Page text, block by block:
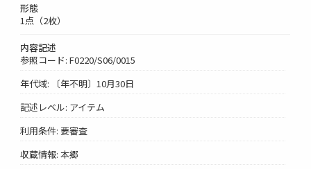
形態
1点（2枚）
内容記述
参照コード: F0220/S06/0015
年代域: 〔年不明〕10月30日
記述レベル: アイテム
利用条件: 要審査
収蔵情報: 本郷